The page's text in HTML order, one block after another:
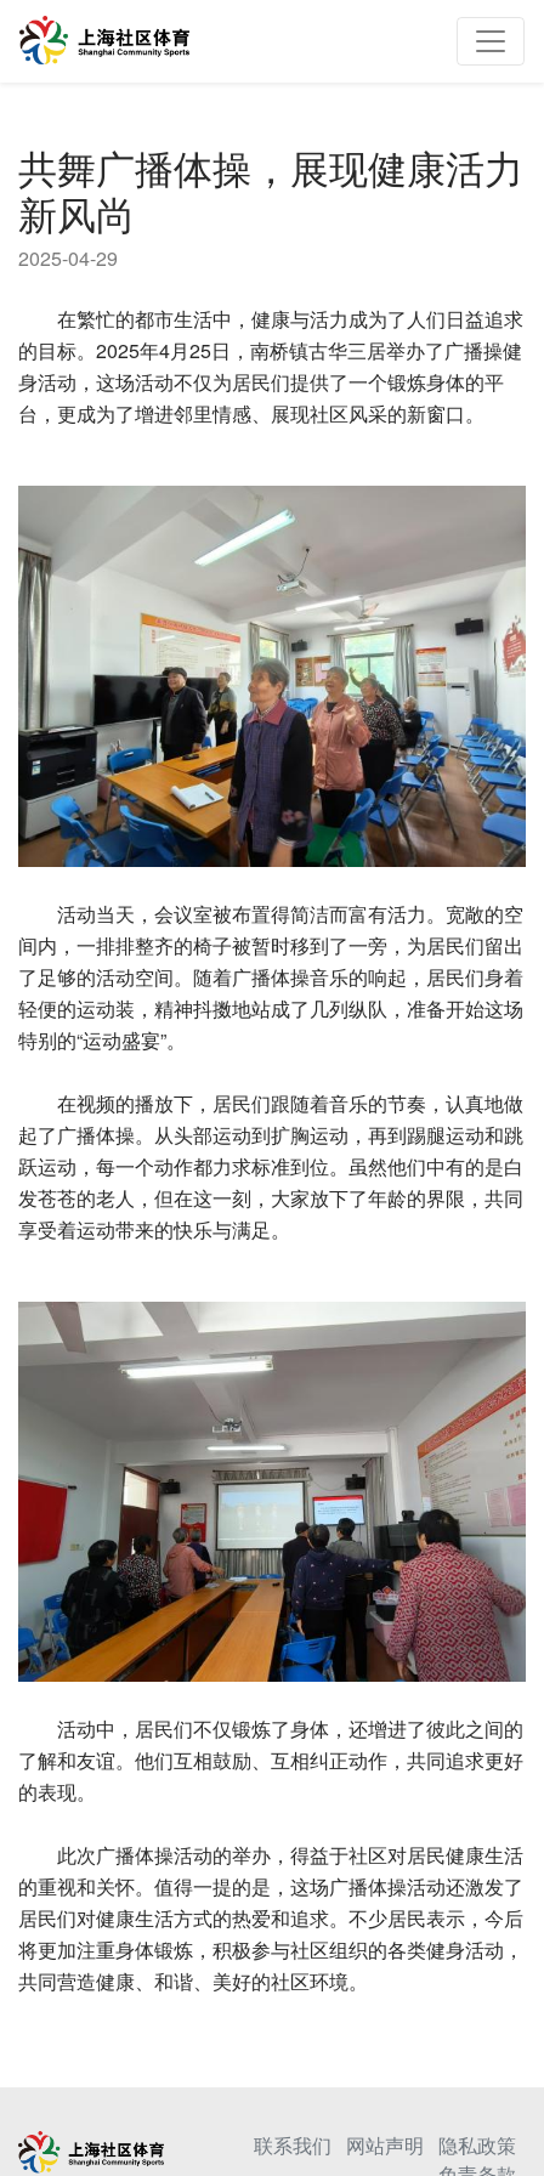
共舞广播体操，展现健康活力
新风尚
2025-04-29
在繁忙的都市生活中，健康与活力成为了人们日益追求
的目标。2025年4月25日，南桥镇古华三居举办了广播操健
身活动，这场活动不仅为居民们提供了一个锻炼身体的平
台，更成为了增进邻里情感、展现社区风采的新窗口。
活动当天，会议室被布置得简洁而富有活力。宽敞的空
间内，一排排整齐的椅子被暂时移到了一旁，为居民们留出
了足够的活动空间。随着广播体操音乐的响起，居民们身着
轻便的运动装，精神抖擞地站成了几列纵队，准备开始这场
特别的“运动盛宴”。
在视频的播放下，居民们跟随着音乐的节奏，认真地做
起了广播体操。从头部运动到扩胸运动，再到踢腿运动和跳
跃运动，每一个动作都力求标准到位。虽然他们中有的是白
发苍苍的老人，但在这一刻，大家放下了年龄的界限，共同
享受着运动带来的快乐与满足。
活动中，居民们不仅锻炼了身体，还增进了彼此之间的
了解和友谊。他们互相鼓励、互相纠正动作，共同追求更好
的表现。
此次广播体操活动的举办，得益于社区对居民健康生活
的重视和关怀。值得一提的是，这场广播体操活动还激发了
居民们对健康生活方式的热爱和追求。不少居民表示，今后
将更加注重身体锻炼，积极参与社区组织的各类健身活动，
共同营造健康、和谐、美好的社区环境。
联系我们 网站声明
隐私政策